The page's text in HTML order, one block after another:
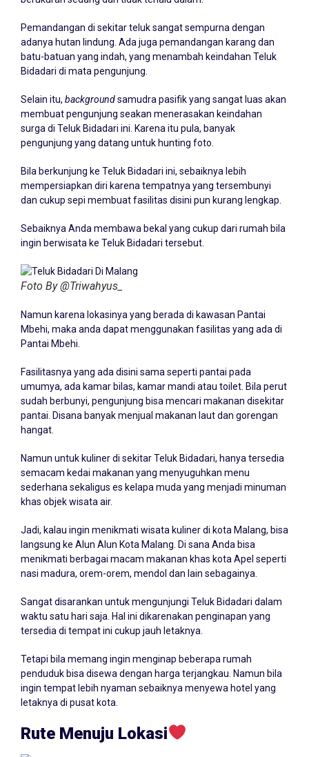
Pemandangan di sekitar teluk sangat sempurna dengan
adanya hutan lindung. Ada juga pemandangan karang dan
batu-batuan yang indah, yang menambah keindahan Teluk
Bidadari di mata pengunjung.
Selain itu, backgroundsamudra pasifik yang sangat luas akan
membuat pengunjung seakan menerasakan keindahan
surga di Teluk Bidadari ini. Karena itu pula, banyak
pengunjung yang datang untuk hunting foto.
Bila berkunjung ke Teluk Bidadari ini, sebaiknya lebih
mempersiapkan diri karena tempatnya yang tersembunyi
dan cukup sepi membuat fasilitas disini pun kurang lengkap.
Sebaiknya Anda membawa bekal yang cukup dari rumah bila
ingin berwisata ke Teluk Bidadari tersebut.
Foto By @Triwahyus_
Namun karena lokasinya yang berada di kawasan Pantai
Mbehi, maka anda dapat menggunakan fasilitas yang ada di
Pantai Mbehi.
Fasilitasnya yang ada disini sama seperti pantai pada
umumya, ada kamar bilas, kamar mandi atau toilet. Bila perut
sudah berbunyi, pengunjung bisa mencari makanan disekitar
pantai. Disana banyak menjual makanan laut dan gorengan
hangat.
Namun untuk kuliner di sekitar Teluk Bidadari, hanya tersedia
semacam kedai makanan yang menyuguhkan menu
sederhana sekaligus es kelapa muda yang menjadi minuman
khas objek wisata air.
Jadi, kalau ingin menikmati wisata kuliner di kota Malang, bisa
langsung ke Alun Alun Kota Malang. Di sana Anda bisa
menikmati berbagai macam makanan khas kota Apel seperti
nasi madura, orem-orem, mendol dan lain sebagainya.
Sangat disarankan untuk mengunjungi Teluk Bidadari dalam
waktu satu hari saja. Hal ini dikarenakan penginapan yang
tersedia di tempat ini cukup jauh letaknya.
Tetapi bila memang ingin menginap beberapa rumah
penduduk bisa disewa dengan harga terjangkau. Namun bila
ingin tempat lebih nyaman sebaiknya menyewa hotel yang
letaknya di pusat kota.
Rute Menuju Lokasi